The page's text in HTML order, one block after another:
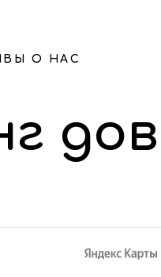
О НАС